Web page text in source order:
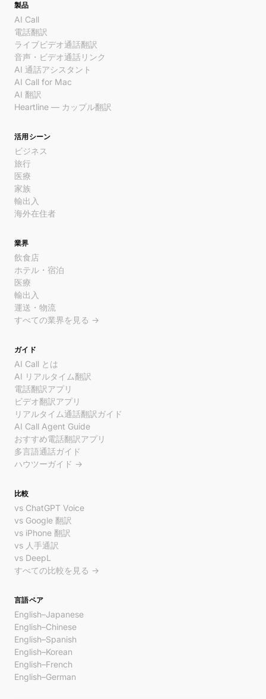
製品
AI Call
電話翻訳
ライブビデオ通話翻訳
音声・ビデオ通話リンク
AI 通話アシスタント
AI Call for Mac
AI 翻訳
Heartline — カップル翻訳
活用シーン
ビジネス
旅行
医療
家族
輸出入
海外在住者
業界
飲食店
ホテル・宿泊
医療
輸出入
運送・物流
すべての業界を見る →
ガイド
AI Call とは
AI リアルタイム翻訳
電話翻訳アプリ
ビデオ翻訳アプリ
リアルタイム通話翻訳ガイド
AI Call Agent Guide
おすすめ電話翻訳アプリ
多言語通話ガイド
ハウツーガイド →
比較
vs ChatGPT Voice
vs Google 翻訳
vs iPhone 翻訳
vs 人手通訳
vs DeepL
すべての比較を見る →
言語ペア
English–Japanese
English–Chinese
English–Spanish
English–Korean
English–French
English–German